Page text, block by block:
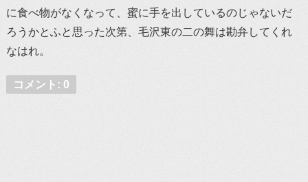
に食べ物がなくなって、蜜に手を出しているのじゃないだ
ろうかとふと思った次第、毛沢東の二の舞は勘弁してくれ
なはれ。
コメント: 0